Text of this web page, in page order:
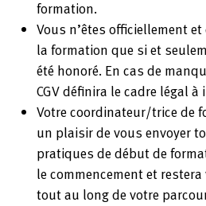
formation.
Vous n’êtes officiellement
la formation que si et
été honoré. En cas de
CGV définira le cadre légal à
Votre coordinateur/trice de
un plaisir de vous envoyer
pratiques de début de
le commencement et
tout au long de votre